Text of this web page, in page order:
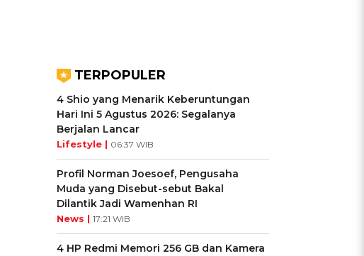
TERPOPULER
4 Shio yang Menarik Keberuntungan
Hari Ini 5 Agustus 2026: Segalanya
Berjalan Lancar
Lifestyle | 06:37 WIB
Profil Norman Joesoef, Pengusaha
Muda yang Disebut-sebut Bakal
Dilantik Jadi Wamenhan RI
News | 17:21 WIB
4 HP Redmi Memori 256 GB dan Kamera